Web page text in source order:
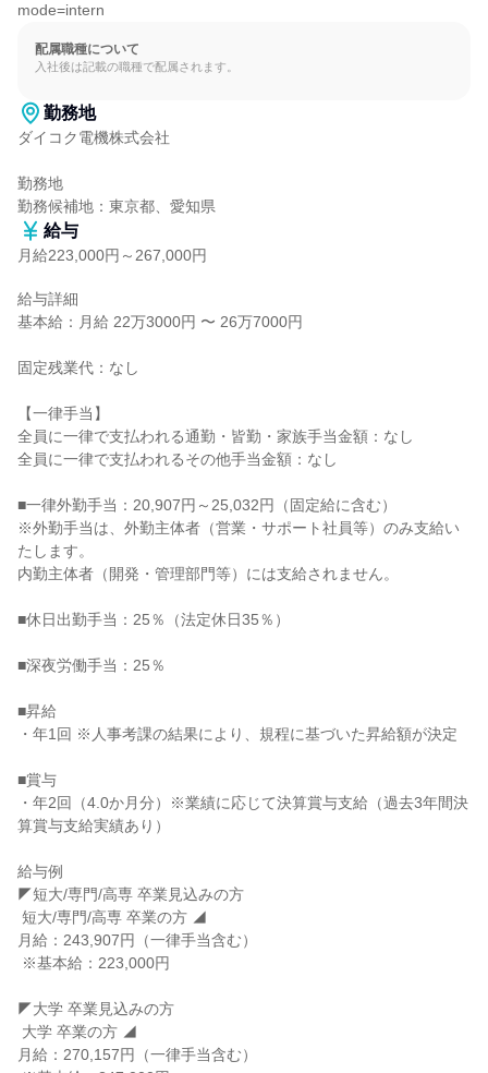
mode=intern
配属職種について
入社後は記載の職種で配属されます。
勤務地
ダイコク電機株式会社
勤務地
勤務候補地：東京都、愛知県
給与
月給223,000円～267,000円
給与詳細
基本給：月給 22万3000円 〜 26万7000円
固定残業代：なし
【一律手当】
全員に一律で支払われる通勤・皆勤・家族手当金額：なし
全員に一律で支払われるその他手当金額：なし
■一律外勤手当：20,907円～25,032円（固定給に含む）
※外勤手当は、外勤主体者（営業・サポート社員等）のみ支給い
たします。
内勤主体者（開発・管理部門等）には支給されません。
■休日出勤手当：25％（法定休日35％）
■深夜労働手当：25％
■昇給
・年1回 ※人事考課の結果により、規程に基づいた昇給額が決定
■賞与
・年2回（4.0か月分）※業績に応じて決算賞与支給（過去3年間決
算賞与支給実績あり）
給与例
◤短大/専門/高専 卒業見込みの方
月給：243,907円（一律手当含む）
◤大学 卒業見込みの方
月給：270,157円（一律手当含む）